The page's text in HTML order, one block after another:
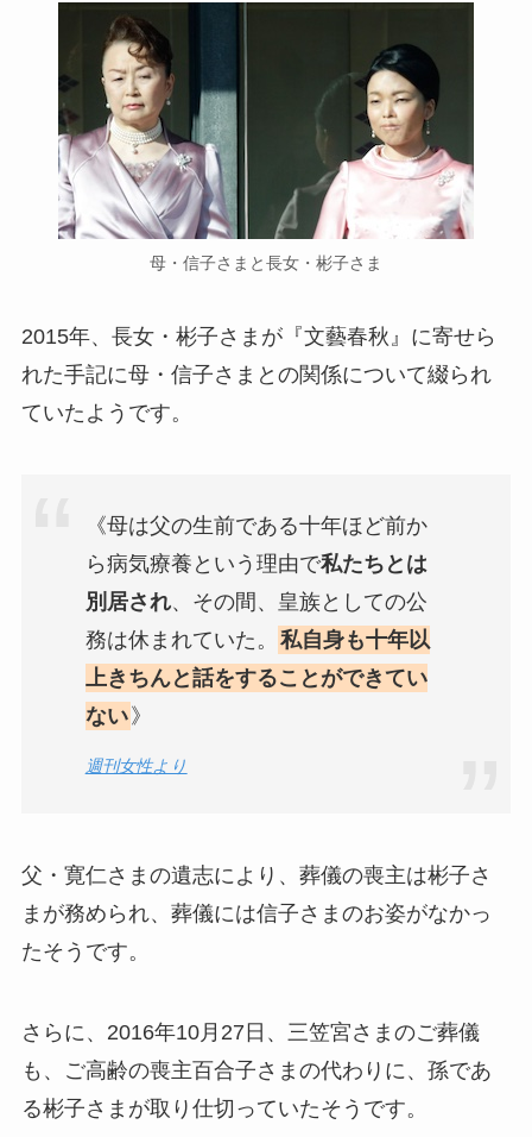
母・信子さまと長女・彬子さま
2015年、長女・彬子さまが『文藝春秋』に寄せら
れた手記に母・信子さまとの関係について綴られ
ていたようです。
《母は父の生前である十年ほど前か
ら病気療養という理由で私たちとは
別居され、その間、皇族としての公
務は休まれていた。
私自身も十年以
上きちんと話をすることができてい
ない》
週刊女性より
父・寛仁さまの遺志により、葬儀の喪主は彬子さ
まが務められ、葬儀には信子さまのお姿がなかっ
たそうです。
さらに、2016年10月27日、三笠宮さまのご葬儀
も、ご高齢の喪主百合子さまの代わりに、孫であ
る彬子さまが取り仕切っていたそうです。